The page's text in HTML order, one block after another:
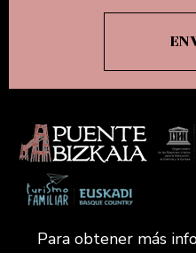
Para obtener más